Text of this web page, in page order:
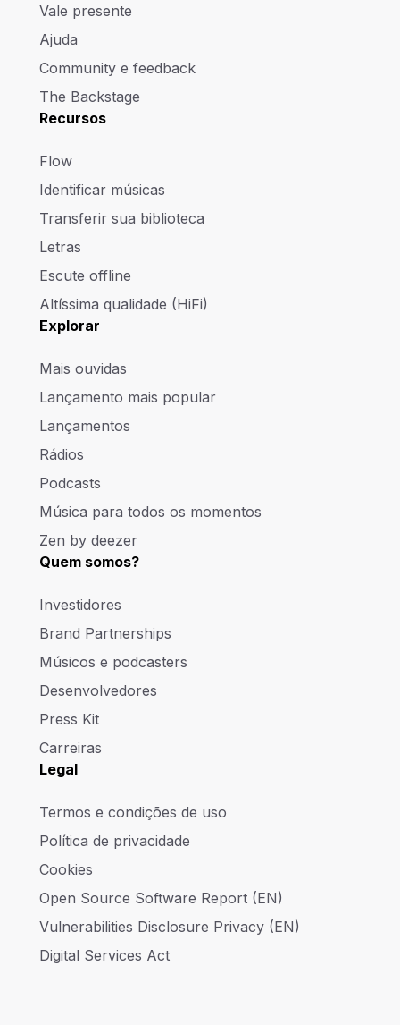
Vale presente
Ajuda
Community e feedback
The Backstage
Recursos
Flow
Identificar músicas
Transferir sua biblioteca
Letras
Escute offline
Altíssima qualidade (HiFi)
Explorar
Mais ouvidas
Lançamento mais popular
Lançamentos
Rádios
Podcasts
Música para todos os momentos
Zen by deezer
Quem somos?
Investidores
Brand Partnerships
Músicos e podcasters
Desenvolvedores
Press Kit
Carreiras
Legal
Termos e condições de uso
Política de privacidade
Cookies
Open Source Software Report (EN)
Vulnerabilities Disclosure Privacy (EN)
Digital Services Act